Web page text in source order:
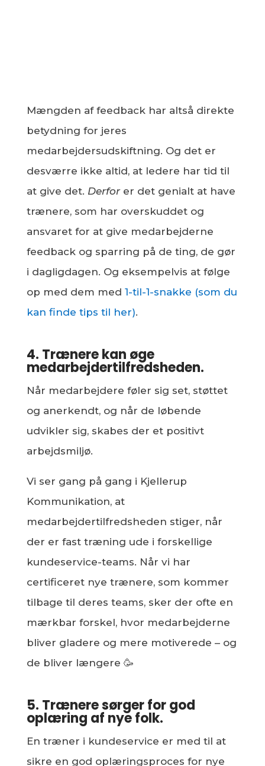
Mængden af feedback har altså direkte
betydning for jeres
medarbejdersudskiftning. Og det er
desværre ikke altid, at ledere har tid til
at give det. Derforer det genialt at have
trænere, som har overskuddet og
ansvaret for at give medarbejderne
feedback og sparring på de ting, de gør
i dagligdagen. Og eksempelvis at følge
op med dem med 1-til-1-snakke (som du
kan finde tips til her).
4. Trænere kan øge
medarbejdertilfredsheden.
Når medarbejdere føler sig set, støttet
og anerkendt, og når de løbende
udvikler sig, skabes der et positivt
arbejdsmiljø.
Vi ser gang på gang i Kjellerup
Kommunikation, at
medarbejdertilfredsheden stiger, når
der er fast træning ude i forskellige
kundeservice-teams. Når vi har
certificeret nye trænere, som kommer
tilbage til deres teams, sker der ofte en
mærkbar forskel, hvor medarbejderne
bliver gladere og mere motiverede – og
de bliver længere 🥳
5. Trænere sørger for god
oplæring af nye folk.
En træner i kundeservice er med til at
sikre en god oplæringsproces for nye